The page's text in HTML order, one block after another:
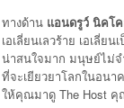
ทางด้าน แอนดรูว์ นิคโ
เอเลี่ยนเลวร้าย เอเลี่
น่าสนใจมาก มนุษย์ไม่จ
ที่จะเยียวยาโลกในอน
ให้คุณมาดู The Host คุ